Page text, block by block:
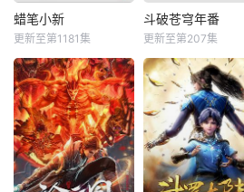
蜡笔小新
更新至第1181集
斗破苍穹年番
更新至第207集